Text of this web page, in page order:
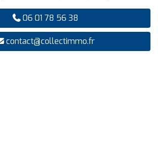
06 01 78 56 38
contact@collectimmo.fr